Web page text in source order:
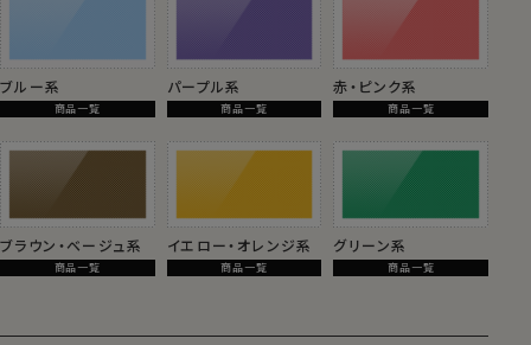
ブルー系
商品一覧
パープル系
商品一覧
赤・ピンク系
商品一覧
ブラウン・ベージュ系
商品一覧
イエロー・オレンジ系
商品一覧
グリーン系
商品一覧